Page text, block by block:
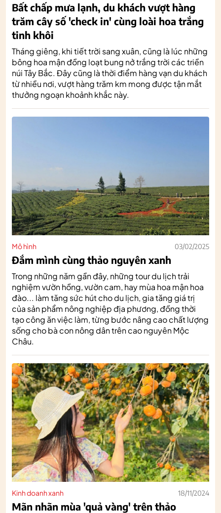
Bất chấp mưa lạnh, du khách vượt hàng
trăm cây số 'check in' cùng loài hoa trắng
tinh khôi
Tháng giêng, khi tiết trời sang xuân, cũng là lúc những
bông hoa mận đồng loạt bung nở trắng trời các triền
núi Tây Bắc. Đây cũng là thời điểm hàng vạn du khách
từ nhiều nơi, vượt hàng trăm km mong được tận mắt
thưởng ngoạn khoảnh khắc này.
Mô hình 03/02/2025
Đắm mình cùng thảo nguyên xanh
Trong những năm gần đây, những tour du lịch trải
nghiệm vườn hồng, vườn cam, hay mùa hoa mận hoa
đào... làm tăng sức hút cho du lịch, gia tăng giá trị
của sản phẩm nông nghiệp địa phương, đồng thời
tạo công ăn việc làm, từng bước nâng cao chất lượng
sống cho bà con nông dân trên cao nguyên Mộc
Châu.
Kinh doanh xanh 18/11/2024
Mãn nhãn mùa 'quả vàng' trên thảo